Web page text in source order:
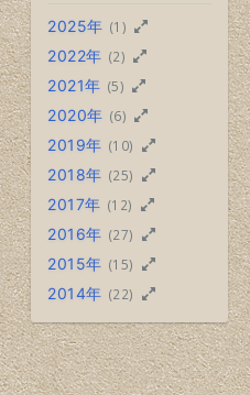
2025年 (1)
2022年 (2)
2021年 (5)
2020年 (6)
2019年 (10)
2018年 (25)
2017年 (12)
2016年 (27)
2015年 (15)
2014年 (22)